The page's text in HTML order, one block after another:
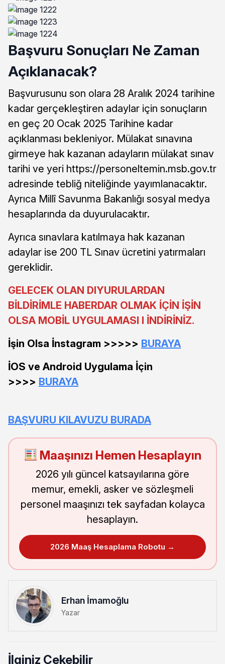
Başvuru Sonuçları Ne Zaman
Açıklanacak?
Başvurusunu son olara 28 Aralık 2024 tarihine
kadar gerçekleştiren adaylar için sonuçların
en geç 20 Ocak 2025 Tarihine kadar
açıklanması bekleniyor. Mülakat sınavına
girmeye hak kazanan adayların mülakat sınav
tarihi ve yeri https://personeltemin.msb.gov.tr
adresinde tebliğ niteliğinde yayımlanacaktır.
Ayrıca Millî Savunma Bakanlığı sosyal medya
hesaplarında da duyurulacaktır.
Ayrıca sınavlara katılmaya hak kazanan
adaylar ise 200 TL Sınav ücretini yatırmaları
gereklidir.
GELECEK OLAN DIYURULARDAN
BİLDİRİMLE HABERDAR OLMAK İÇİN İŞİN
OLSA MOBİL UYGULAMASI I İNDİRİNİZ.
İşin Olsa İnstagram >>>>> BURAYA
İOS ve Android Uygulama İçin
>>>> BURAYA
BAŞVURU KILAVUZU BURADA
Maaşınızı Hemen Hesaplayın
2026 yılı güncel katsayılarına göre
memur, emekli, asker ve sözleşmeli
personel maaşınızı tek sayfadan kolayca
hesaplayın.
2026 Maaş Hesaplama Robotu →
Erhan İmamoğlu
Yazar
İlginiz Çekebilir